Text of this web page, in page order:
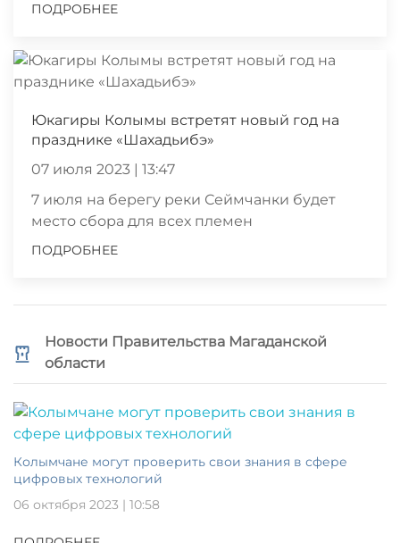
ПОДРОБНЕЕ
Юкагиры Колымы встретят новый год на
празднике «Шахадьибэ»
07 июля 2023 | 13:47
7 июля на берегу реки Сеймчанки будет
место сбора для всех племен
ПОДРОБНЕЕ
Новости Правительства Магаданской
области
Колымчане могут проверить свои знания в сфере
цифровых технологий
06 октября 2023 | 10:58